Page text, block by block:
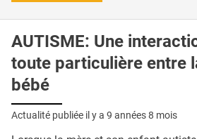
AUTISME: Une
toute particulière entre
bébé
Actualité publiée il y a 9 années 8 mois